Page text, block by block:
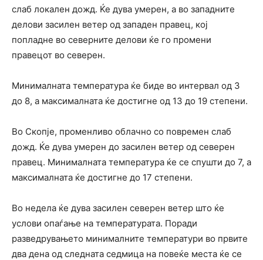
слаб локален дожд. Ќе дува умерен, а во западните
делови засилен ветер од западен правец, кој
попладне во северните делови ќе го промени
правецот во северен.
Минималната температура ќе биде во интервал од 3
до 8, а максималната ќе достигне од 13 до 19 степени.
Во Скопје, променливо облачно со повремен слаб
дожд. Ќе дува умерен до засилен ветер од северен
правец. Минималната температура ќе се спушти до 7, а
максималната ќе достигне до 17 степени.
Во недела ќе дува засилен северен ветер што ќе
услови опаѓање на температурата. Поради
разведрувањето минималните температури во првите
два дена од следната седмица на повеќе места ќе се